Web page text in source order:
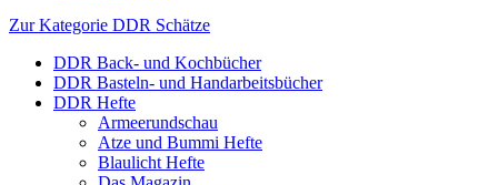
Zur Kategorie DDR Schätze
DDR Back- und Kochbücher
DDR Basteln- und Handarbeitsbücher
DDR Hefte
Armeerundschau
Atze und Bummi Hefte
Blaulicht Hefte